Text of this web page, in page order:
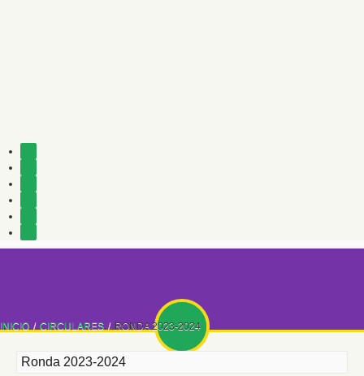
INICIO / CIRCULARES / RONDA 2023-2024
Ronda 2023-2024